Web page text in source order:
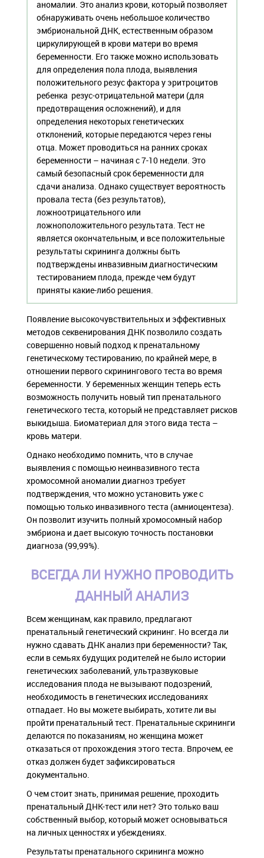
аномалии. Это анализ крови, который позволяет
обнаруживать очень небольшое количество
эмбриональной ДНК, естественным образом
циркулирующей в крови матери во время
беременности. Его также можно использовать
для определения пола плода, выявления
положительного резус фактора у эритроцитов
ребенка резус-отрицательной матери (для
предотвращения осложнений), и для
определения некоторых генетических
отклонений, которые передаются через гены
отца. Может проводиться на ранних сроках
беременности – начиная с 7-10 недели. Это
самый безопасный срок беременности для
сдачи анализа. Однако существует вероятность
провала теста (без результатов),
ложноотрицательного или
ложноположительного результата. Тест не
является окончательным, и все положительные
результаты скрининга должны быть
подтверждены инвазивным диагностическим
тестированием плода, прежде чем будут
приняты какие-либо решения.
Появление высокочувствительных и эффективных
методов секвенирования ДНК позволило создать
совершенно новый подход к пренатальному
генетическому тестированию, по крайней мере, в
отношении первого скринингового теста во время
беременности. У беременных женщин теперь есть
возможность получить новый тип пренатального
генетического теста, который не представляет рисков
выкидыша. Биоматериал для этого вида теста –
кровь матери.
Однако необходимо помнить, что в случае
выявления с помощью неинвазивного теста
хромосомной аномалии диагноз требует
подтверждения, что можно установить уже с
помощью только инвазивного теста (амниоцентеза).
Он позволит изучить полный хромосомный набор
эмбриона и дает высокую точность постановки
диагноза (99,99%).
ВСЕГДА ЛИ НУЖНО ПРОВОДИТЬ
ДАННЫЙ АНАЛИЗ
Всем женщинам, как правило, предлагают
пренатальный генетический скрининг. Но всегда ли
нужно сдавать ДНК анализ при беременности? Так,
если в семьях будущих родителей не было истории
генетических заболеваний, ультразвуковые
исследования плода не вызывают подозрений,
необходимость в генетических исследованиях
отпадает. Но вы можете выбирать, хотите ли вы
пройти пренатальный тест. Пренатальные скрининги
делаются по показаниям, но женщина может
отказаться от прохождения этого теста. Впрочем, ее
отказ должен будет зафиксироваться
документально.
О чем стоит знать, принимая решение, проходить
пренатальный ДНК-тест или нет? Это только ваш
собственный выбор, который может основываться
на личных ценностях и убеждениях.
Результаты пренатального скрининга можно